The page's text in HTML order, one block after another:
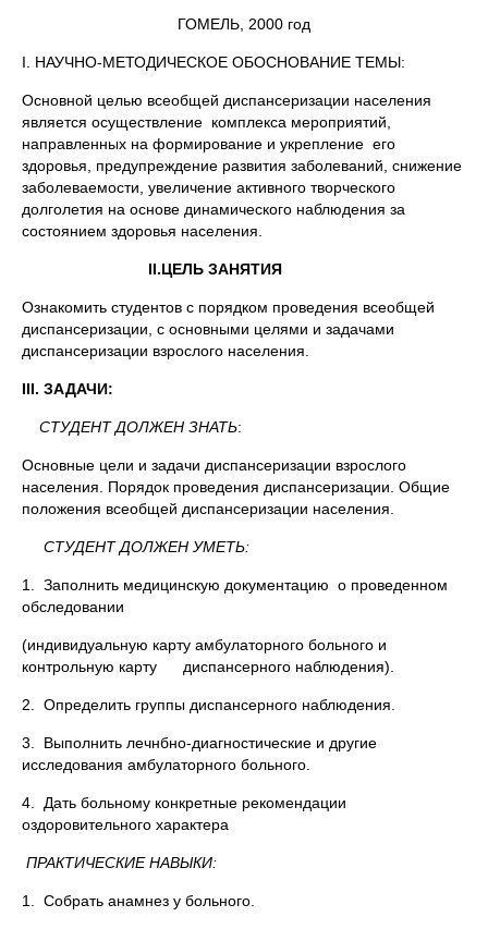
ГОМЕЛЬ, 2000 год
I. НАУЧНО-МЕТОДИЧЕСКОЕ ОБОСНОВАНИЕ ТЕМЫ:
Основной целью всеобщей диспансеризации населения
является осуществление комплекса мероприятий,
направленных на формирование и укрепление его
здоровья, предупреждение развития заболеваний, снижение
заболеваемости, увеличение активного творческого
долголетия на основе динамического наблюдения за
состоянием здоровья населения.
II.ЦЕЛЬ ЗАНЯТИЯ
Ознакомить студентов с порядком проведения всеобщей
диспансеризации, с основными целями и задачами
диспансеризации взрослого населения.
III. ЗАДАЧИ:
СТУДЕНТ ДОЛЖЕН ЗНАТЬ:
Основные цели и задачи диспансеризации взрослого
населения. Порядок проведения диспансеризации. Общие
положения всеобщей диспансеризации населения.
СТУДЕНТ ДОЛЖЕН УМЕТЬ:
1. Заполнить медицинскую документацию о проведенном
обследовании
(индивидуальную карту амбулаторного больного и
контрольную карту диспансерного наблюдения).
2. Определить группы диспансерного наблюдения.
3. Выполнить лечнбно-диагностические и другие
исследования амбулаторного больного.
4. Дать больному конкретные рекомендации
оздоровительного характера
ПРАКТИЧЕСКИЕ НАВЫКИ:
1. Собрать анамнез у больного.